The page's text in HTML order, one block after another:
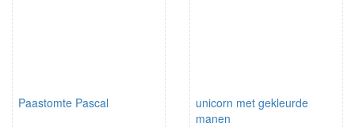
Paastomte Pascal
unicorn met gekleurde
manen